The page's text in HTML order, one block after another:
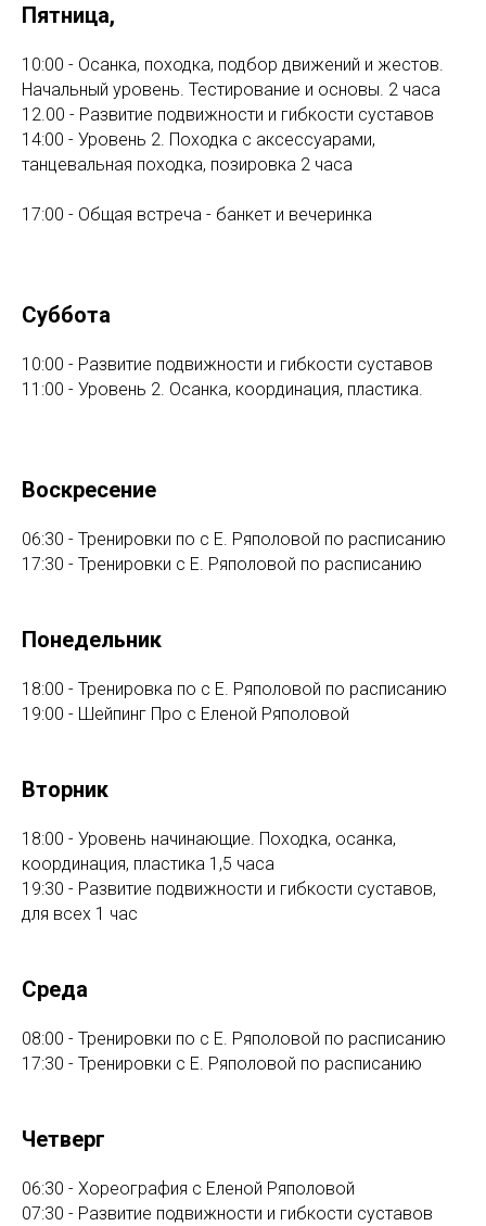
Пятница,
10:00 - Осанка, походка, подбор движений и жестов.
Начальный уровень. Тестирование и основы. 2 часа
12.00 - Развитие подвижности и гибкости суставов
14:00 - Уровень 2. Походка с аксессуарами,
танцевальная походка, позировка 2 часа
17:00 - Общая встреча - банкет и вечеринка
Суббота
10:00 - Развитие подвижности и гибкости суставов
11:00 - Уровень 2. Осанка, координация, пластика.
Воскресение
06:30 - Тренировки по с Е. Ряполовой по расписанию
17:30 - Тренировки с Е. Ряполовой по расписанию
Понедельник
18:00 - Тренировка по с Е. Ряполовой по расписанию
19:00 - Шейпинг Про с Еленой Ряполовой
Вторник
18:00 - Уровень начинающие. Походка, осанка,
координация, пластика 1,5 часа
19:30 - Развитие подвижности и гибкости суставов,
для всех 1 час
Среда
08:00 - Тренировки по с Е. Ряполовой по расписанию
17:30 - Тренировки с Е. Ряполовой по расписанию
Четверг
06:30 - Хореография с Еленой Ряполовой
07:30 - Развитие подвижности и гибкости суставов